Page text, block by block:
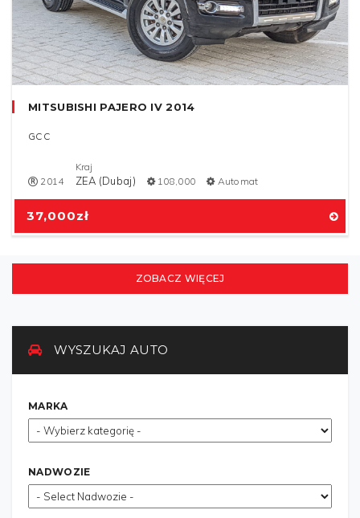
37,000zł
MITSUBISHI PAJERO IV 2014
GCC
2014
Kraj
ZEA (Dubaj) 108,000 Automat
ZOBACZ WIĘCEJ
WYSZUKAJ AUTO
MARKA
NADWOZIE